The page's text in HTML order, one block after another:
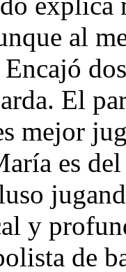
al
El
mejor
es
y
de